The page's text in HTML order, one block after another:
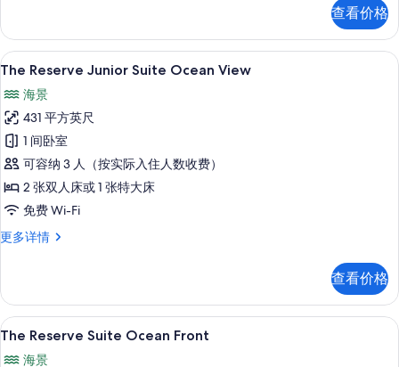
有
照
Up
更
多
息
查看价格
显
The
Reserve
Junior
Suite
Ocean
View
的
照
片
高档床上用品、羽绒被、加厚床垫、
5
The Reserve Junior Suite Ocean View
海景
431 平方英尺
1 间卧室
可容纳 3 人（按实际入住人数收费）
2 张双人床或 1 张特大床
免费 Wi-Fi
更多详情
The
Ocean
View
更
查看价格
显
The Reserve Suite Ocean Front | 高
8
The Reserve Suite Ocean Front
海景